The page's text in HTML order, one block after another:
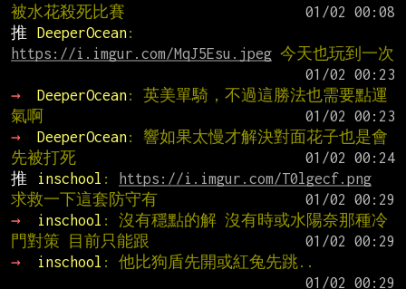
被水花殺死比賽
推
DeeperOcean
https://i.imgur.com/MqJ5Esu.jpeg 今天也玩到一次
→
DeeperOcean: 英美單騎，不過這勝法也需要點運
氣啊
→
DeeperOcean: 響如果太慢才解決對面花子也是會
先被打死
推
inschool :
https://i.imgur.com/T0lgecf.png
求救一下這套防守有
→
inschool : 沒有穩點的解 沒有時或水陽奈那種冷
門對策 目前只能跟
→
inschool : 他比狗盾先開或紅兔先跳..